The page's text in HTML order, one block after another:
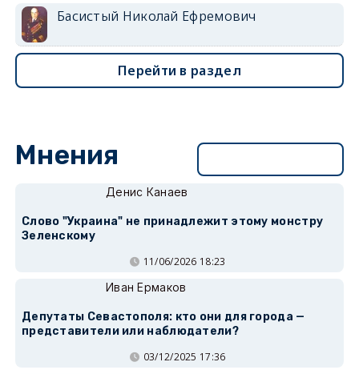
Басистый Николай Ефремович
Перейти в раздел
Мнения
Денис Канаев
Слово "Украина" не принадлежит этому монстру
Зеленскому
11/06/2026 18:23
Иван Ермаков
Депутаты Севастополя: кто они для города —
представители или наблюдатели?
03/12/2025 17:36